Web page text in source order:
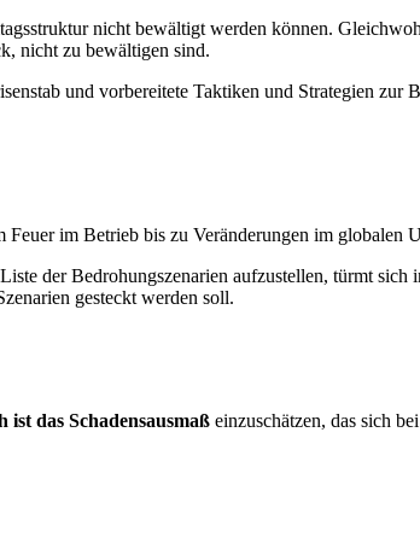
nicht bewältigt werden können.
nicht zu bewältigen sind.
und vorbereitete Taktiken und Strategien zur
im Betrieb bis zu Veränderungen im globalen
der Bedrohungszenarien aufzustellen, türmt
gesteckt werden soll.
ist das Schadensausmaß einzuschätzen, das sich